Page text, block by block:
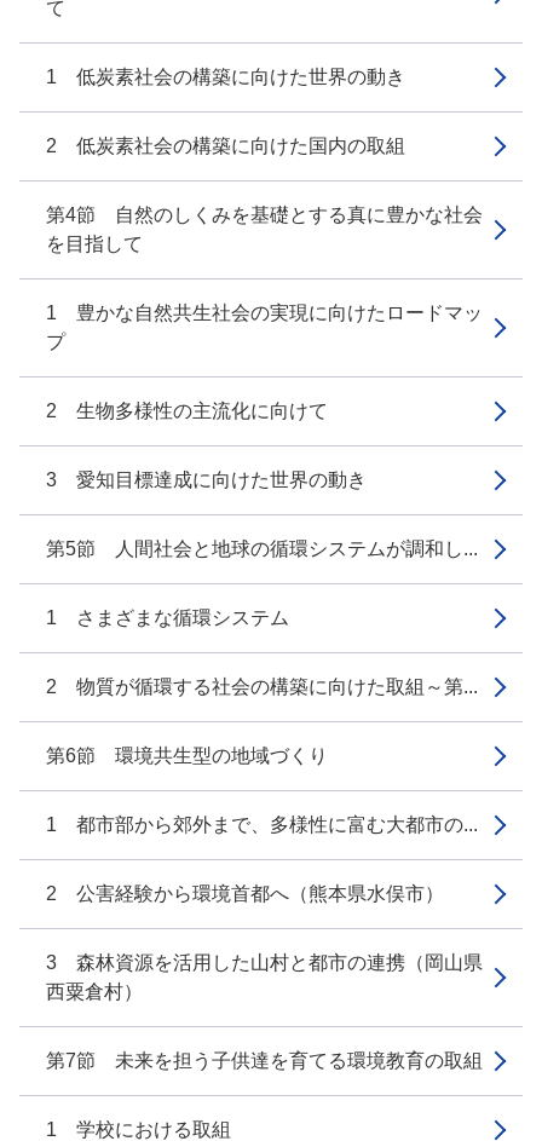
て
1 低炭素社会の構築に向けた世界の動き
2 低炭素社会の構築に向けた国内の取組
第4節 自然のしくみを基礎とする真に豊かな社会
を目指して
1 豊かな自然共生社会の実現に向けたロードマッ
プ
2 生物多様性の主流化に向けて
3 愛知目標達成に向けた世界の動き
第5節 人間社会と地球の循環システムが調和し...
1 さまざまな循環システム
2 物質が循環する社会の構築に向けた取組～第...
第6節 環境共生型の地域づくり
1 都市部から郊外まで、多様性に富む大都市の...
2 公害経験から環境首都へ（熊本県水俣市）
3 森林資源を活用した山村と都市の連携（岡山県
西粟倉村）
第7節 未来を担う子供達を育てる環境教育の取組
1 学校における取組